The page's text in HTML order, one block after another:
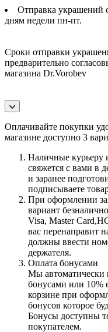
Отправка украшений
дням недели пн-пт.
Сроки отправки
предварительно
магазина Dr.Vorobev
Оплачивайте покупки
магазине доступно 3
Наличные курьеру
свяжется с вами в
и заранее
подписываете
При оформлении
вариант
Visa, Master
вас перенаправит
должны ввести
держателя.
Оплата бонусами
Мы автоматически
бонусами или 10%
корзине при
бонусов которое
Бонусы доступны
покупателем.